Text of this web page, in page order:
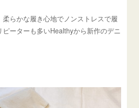
柔らかな履き心地でノンストレスで履
ピーターも多いHealthyから新作のデニ